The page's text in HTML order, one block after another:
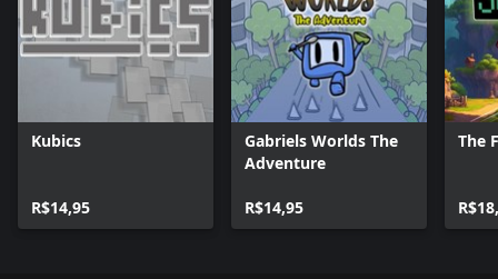
Kubics
R$14,95
Gabriels Worlds The
Adventure
R$14,95
The